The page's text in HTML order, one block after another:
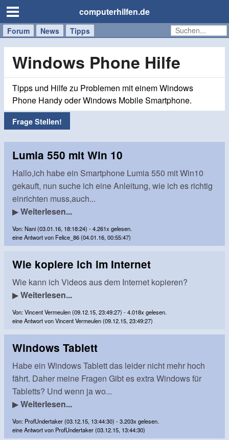
computerhilfen.de
Forum News Tipps
Handy
Windows
Mac
Windows Phone Hilfe
Tipps und Hilfe zu Problemen mit einem Windows
Phone Handy oder Windows Mobile Smartphone.
Frage Stellen!
Lumia 550 mit Win 10
Hallo,ich habe ein Smartphone Lumia 550 mit Win10
gekauft, nun suche ich eine Anleitung, wie ich es richtig
einrichten muss,auch...
▶Weiterlesen...
Von: Nani (03.01.16, 18:18:24) - 4.261x gelesen.
eine Antwort von Felice_86 (04.01.16, 00:55:47)
Wie kopiere ich im Internet
Wie kann ich Videos aus dem Internet kopieren?
▶Weiterlesen...
Von: Vincent Vermeulen (09.12.15, 23:49:27) - 4.018x gelesen.
eine Antwort von Vincent Vermeulen (09.12.15, 23:49:27)
Windows Tablett
Habe ein Windows Tablett das leider nicht mehr hoch
fährt. Daher meine Fragen Gibt es extra Windows für
Tabletts? Und wenn ja wo...
▶Weiterlesen...
Von: ProfUndertaker (03.12.15, 13:44:30) - 3.203x gelesen.
eine Antwort von ProfUndertaker (03.12.15, 13:44:30)